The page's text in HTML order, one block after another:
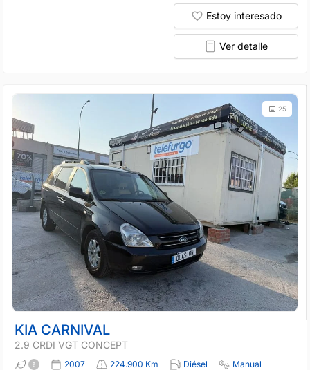
Estoy interesado
Ver detalle
25
KIA CARNIVAL
2.9 CRDI VGT CONCEPT
2007 224.900 Km Diésel
Manual